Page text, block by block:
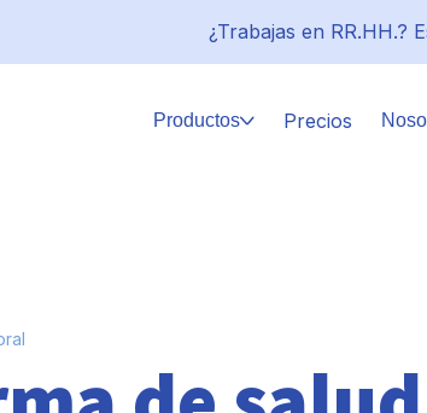
¿Trabajas en RR.HH.?
Productos Precios